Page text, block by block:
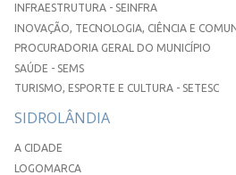
INFRAESTRUTURA - SEINFRA
INOVAÇÃO, TECNOLOGIA, CIÊNCIA E
PROCURADORIA GERAL DO MUNICÍPIO
SAÚDE - SEMS
TURISMO, ESPORTE E CULTURA - SETESC
SIDROLÂNDIA
A CIDADE
LOGOMARCA